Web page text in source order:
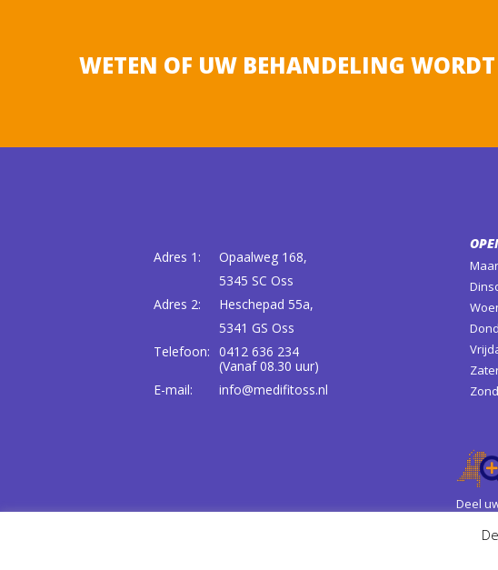
[/group]
WETEN OF UW BEHANDELING WORDT
Adres 1:
Opaalweg 168,
5345 SC Oss
Adres 2:
Heschepad 55a,
5341 GS Oss
Telefoon: 0412 636 234
(Vanaf 08.30 uur)
E-mail:
info@medifitoss.nl
Deel